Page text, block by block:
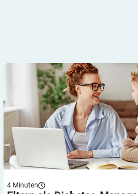
Eltern als Diabetes-Manager: Stress
4 Minuten